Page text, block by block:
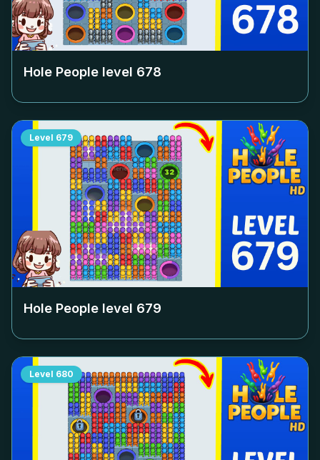
Hole People level 678
Level 679
Hole People level 679
Level 680